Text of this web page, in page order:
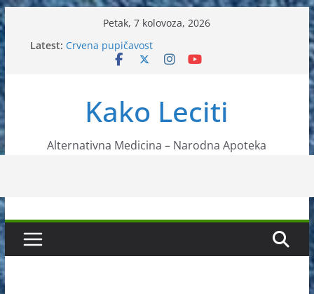
Skip
to
content
Petak, 7 kolovoza, 2026
Latest: Crvena pupičavost
Čir na želucu – Liječenje prirodnim metodama
Liječenje bubrežnog kamenca uz pomoć čaja
Kako Leciti
Alternativna Medicina – Narodna Apoteka